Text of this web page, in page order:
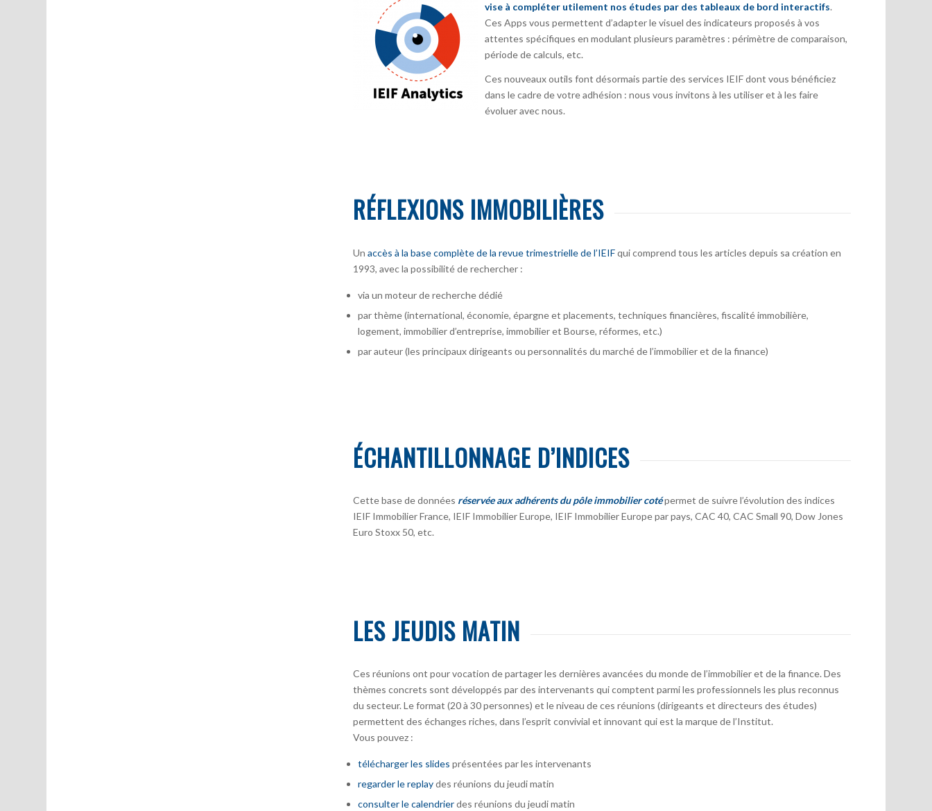
vise à compléter utilement nos études par des tableaux de bord interactifs.
Ces Apps vous permettent d’adapter le visuel des indicateurs proposés à vos
attentes spécifiques en modulant plusieurs paramètres : périmètre de comparaison,
période de calculs, etc.
Ces nouveaux outils font désormais partie des services IEIF dont vous bénéficiez
dans le cadre de votre adhésion : nous vous invitons à les utiliser et à les faire
évoluer avec nous.
RÉFLEXIONS IMMOBILIÈRES
Unaccès à la base complète de la revue trimestrielle de l’IEIFqui comprend tous les articles depuis sa création en
1993, avec la possibilité de rechercher :
via un moteur de recherche dédié
par thème (international, économie, épargne et placements, techniques financières, fiscalité immobilière,
logement, immobilier d’entreprise, immobilier et Bourse, réformes, etc.)
par auteur(les principaux dirigeants ou personnalités du marché de l’immobilier et de la finance)
ÉCHANTILLONNAGE D’INDICES
Cette base de données réservée aux adhérents du pôle immobilier cotépermet de suivre l’évolution des indices
IEIF Immobilier France, IEIF Immobilier Europe, IEIF Immobilier Europe par pays, CAC 40, CAC Small 90, Dow Jones
Euro Stoxx 50, etc.
LES JEUDIS MATIN
Ces réunions ont pour vocation de partager les dernières avancées du monde de l’immobilier et de la finance. Des
thèmes concrets sont développés par des intervenants qui comptent parmi les professionnels les plus reconnus
du secteur. Le format (20 à 30 personnes) et le niveau de ces réunions (dirigeants et directeurs des études)
permettent des échanges riches, dans l’esprit convivial et innovant qui est la marque de l’Institut.
Vous pouvez :
téléchargerles slides présentées par les intervenants
regarder le replaydes réunions du jeudi matin
consulter le calendrierdes réunions du jeudi matin